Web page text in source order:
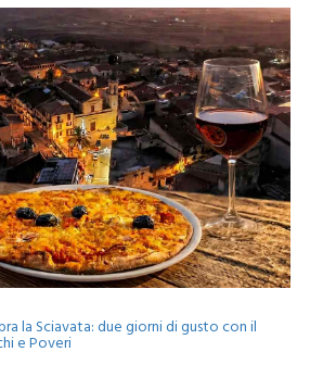
la Sciavata: due giorni di gusto con il
e Poveri